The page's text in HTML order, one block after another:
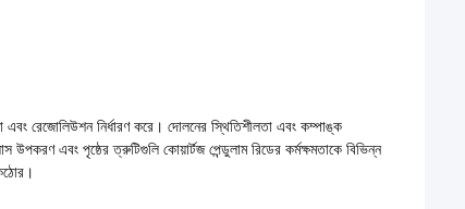
এবং রেজোলিউশন নির্ধারণ করে। দোলনের স্থিতিশীলতা এবং কম্পাঙ্ক
উপকরণ এবং পৃষ্ঠের ত্রুটিগুলি কোয়ার্টজ পেন্ডুলাম রিডের কর্মক্ষমতাকে বিভিন্ন